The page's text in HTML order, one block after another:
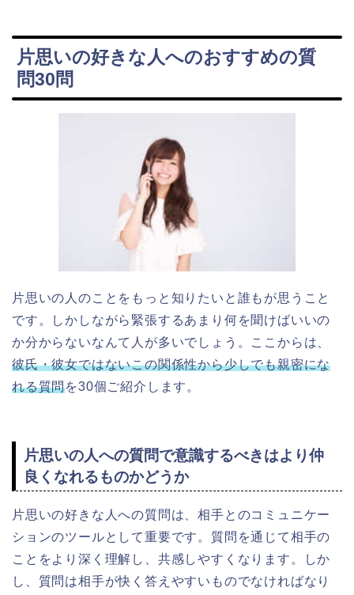
片思いの好きな人へのおすすめの質
問30問
片思いの人のことをもっと知りたいと誰もが思うこと
です。しかしながら緊張するあまり何を聞けばいいの
か分からないなんて人が多いでしょう。ここからは、
彼氏・彼女ではないこの関係性から少しでも親密にな
れる質問を30個ご紹介します。
片思いの人への質問で意識するべきはより仲
良くなれるものかどうか
片思いの好きな人への質問は、相手とのコミュニケー
ションのツールとして重要です。質問を通じて相手の
ことをより深く理解し、共感しやすくなります。しか
し、質問は相手が快く答えやすいものでなければなり